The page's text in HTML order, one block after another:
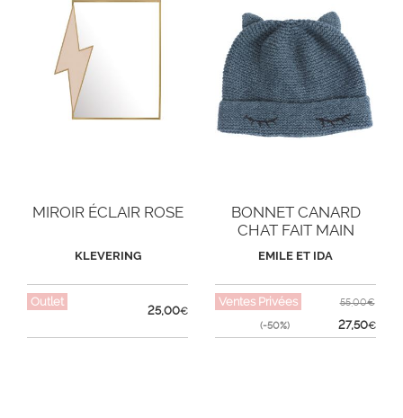
MIROIR ÉCLAIR ROSE
KLEVERING
Outlet
25,00€
BONNET CANARD
CHAT FAIT MAIN
EMILE ET IDA
Ventes Privées
(-50%)
55,00€
27,50€